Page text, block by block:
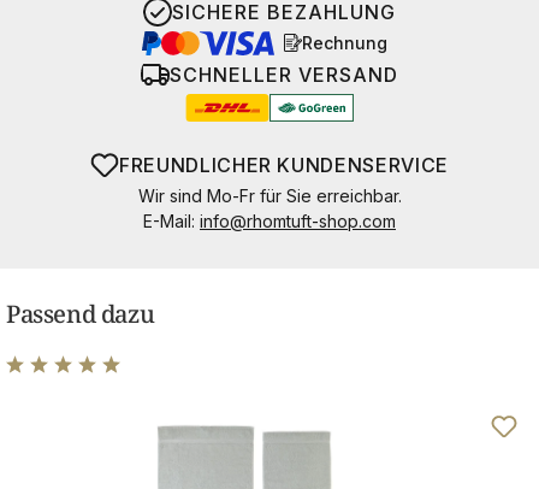
SICHERE BEZAHLUNG
Rechnung
SCHNELLER VERSAND
FREUNDLICHER KUNDENSERVICE
Wir sind Mo-Fr für Sie erreichbar.
E-Mail: info@rhomtuft-shop.com
Passend dazu